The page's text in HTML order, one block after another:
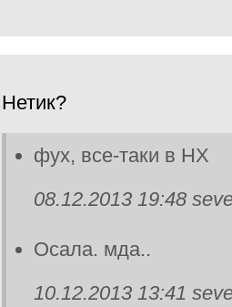
Нетик?
фух, все-таки в НХ
08.12.2013 19:48
Осала. мда..
10.12.2013 13:41